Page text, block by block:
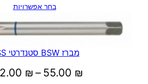
בחר אפשרויות
מברז BSW סטנדרטי HSS
55.00 ₪
–
₪